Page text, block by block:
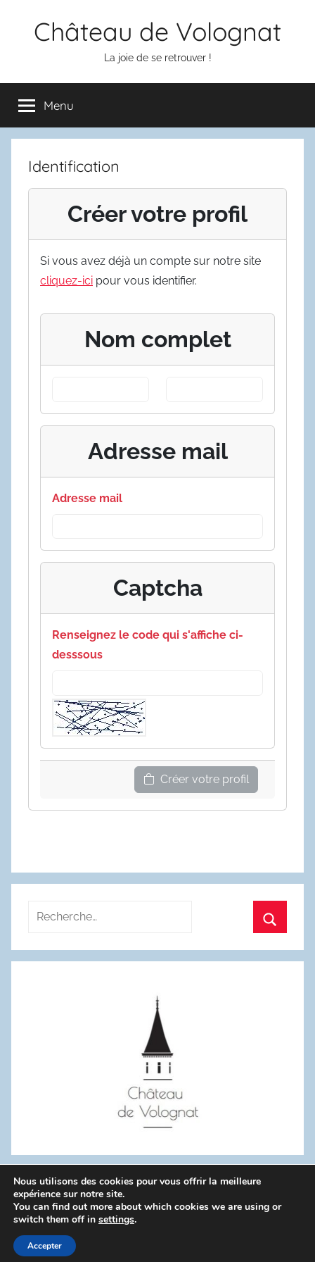
Château de Volognat
La joie de se retrouver !
Menu
Identification
Créer votre profil
Si vous avez déjà un compte sur notre site
cliquez-ici pour vous identifier.
Nom complet
Adresse mail
Adresse mail
Captcha
Renseignez le code qui s'affiche ci-
desssous
Créer votre profil
Recherche
:
WordPress Theme: Donovan by ThemeZee.
Politique de confidentialité
Nous utilisons des cookies pour vous offrir la meilleure
expérience sur notre site.
You can find out more about which cookies we are using or
switch them off in settings.
Accepter